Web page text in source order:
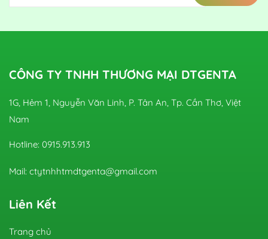
CÔNG TY TNHH THƯƠNG MẠI DTGENTA
1G, Hẻm 1, Nguyễn Văn Linh, P. Tân An, Tp. Cần Thơ, Việt
Nam
Hotline: 0915.913.913
Mail: ctytnhhtmdtgenta@gmail.com
Liên Kết
Trang chủ